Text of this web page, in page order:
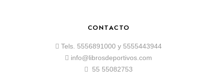
CONTACTO
Tels. 5556891000 y 5555443944
info@librosdeportivos.com
55 55082753